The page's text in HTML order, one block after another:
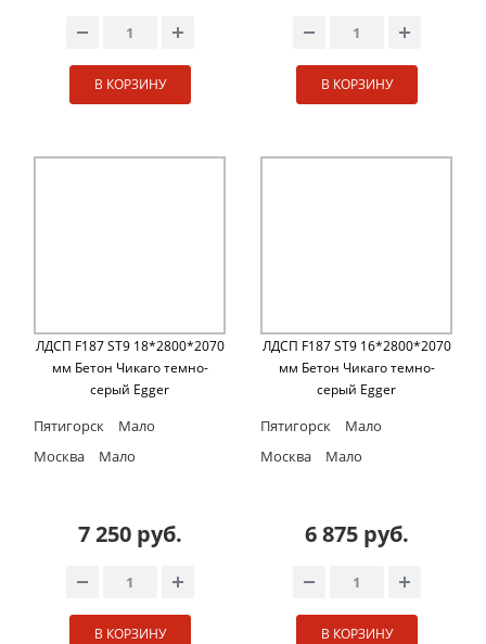
В КОРЗИНУ В КОРЗИНУ
ЛДСП F187 ST9 18*2800*2070
мм Бетон Чикаго темно-
серый Egger
Пятигорск
Мало
Москва
Мало
7 250 руб.
В КОРЗИНУ
ЛДСП F187 ST9 16*2800*2070
мм Бетон Чикаго темно-
серый Egger
Пятигорск
Мало
Москва
Мало
6 875 руб.
В КОРЗИНУ